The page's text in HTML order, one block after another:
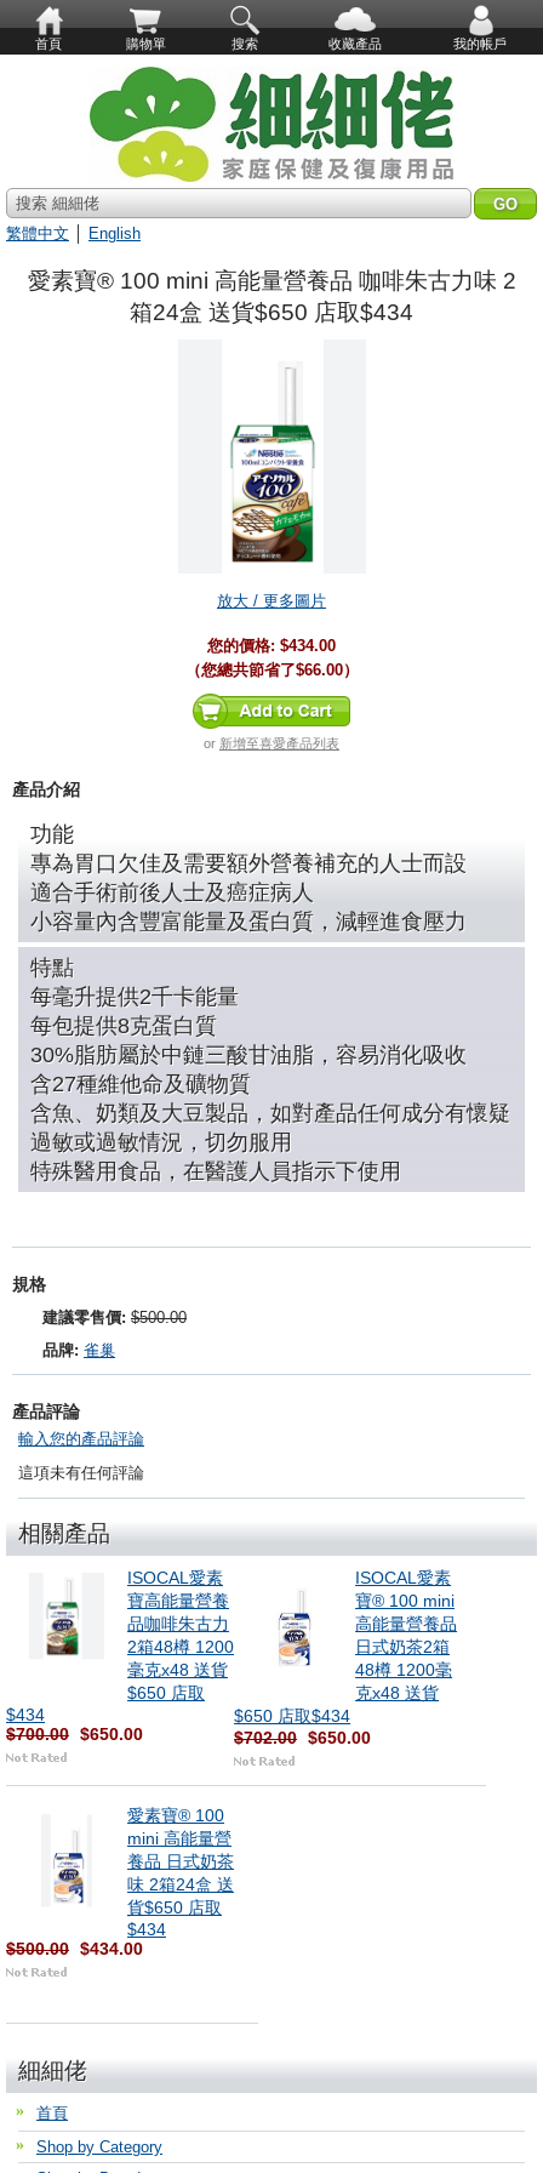
首頁 購物單 搜索 收藏產品 我的帳戶
搜索 細細佬
繁體中文
English
愛素寶® 100 mini 高能量營養品 咖啡朱古力味 2
箱24盒 送貨$650 店取$434
放大 / 更多圖片
您的價格: $434.00
（您總共節省了$66.00）
or 新增至喜愛產品列表
產品介紹
功能
專為胃口欠佳及需要額外營養補充的人士而設
適合手術前後人士及癌症病人
小容量內含豐富能量及蛋白質，減輕進食壓力
特點
每毫升提供2千卡能量
每包提供8克蛋白質
30%脂肪屬於中鏈三酸甘油脂，容易消化吸收
含27種維他命及礦物質
含魚、奶類及大豆製品，如對產品任何成分有懷疑
過敏或過敏情況，切勿服用
特殊醫用食品，在醫護人員指示下使用
規格
建議零售價: $500.00
品牌: 雀巢
產品評論
輸入您的產品評論
這項未有任何評論
相關產品
ISOCAL愛素
寶高能量營養
品咖啡朱古力
2箱48樽 1200
毫克x48 送貨
$650 店取
$434
$700.00 $650.00
ISOCAL愛素
寶® 100 mini
高能量營養品
日式奶茶2箱
48樽 1200毫
克x48 送貨
$650 店取$434
$702.00 $650.00
愛素寶® 100
mini 高能量營
養品 日式奶茶
味 2箱24盒 送
貨$650 店取
$434
$500.00 $434.00
細細佬
首頁
Shop by Category